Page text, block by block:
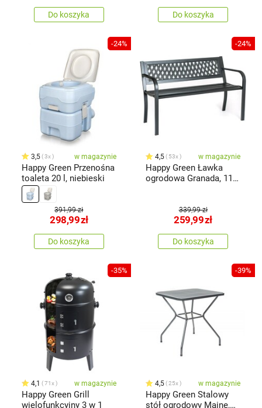
Do koszyka Do koszyka
-24%
3,5 3x w magazynie
Happy Green Przenośna
toaleta 20 l, niebieski
391,99 zł
298,99zł
Do koszyka
-24%
4,5 53x w magazynie
Happy Green Ławka
ogrodowa Granada, 119
339,99 zł
259,99zł
Do koszyka
-35%
4,1 71x w magazynie
Happy Green Grill
wielofunkcyjny 3 w 1
-39%
4,5 25x w magazynie
Happy Green Stalowy
stół ogrodowy Maine,